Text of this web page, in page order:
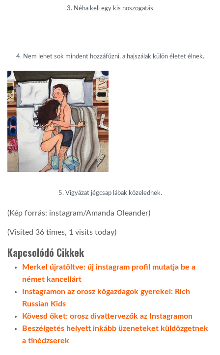
3. Néha kell egy kis noszogatás
4. Nem lehet sok mindent hozzáfűzni, a hajszálak külön életet élnek.
5. Vigyázat jégcsap lábak közelednek.
(Kép forrás: instagram/Amanda Oleander)
(Visited 36 times, 1 visits today)
Kapcsolódó Cikkek
Merkel újratöltve: új instagram profil mutatja be a
német kancellárt
Instagramon az orosz kőgazdagok gyerekei: Rich
Russian Kids
Kövesd őket: orosz divattervezők az Instagramon
Beszélgetés helyett inkább üzeneteket küldözgetnek
a tinédzserek